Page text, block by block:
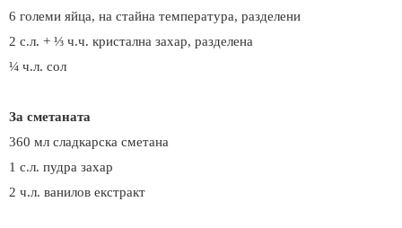
6 големи яйца, на стайна температура, разделени
2 с.л. + ⅓ ч.ч. кристална захар, разделена
¼ ч.л. сол
За сметаната
360 мл сладкарска сметана
1 с.л. пудра захар
2 ч.л. ванилов екстракт